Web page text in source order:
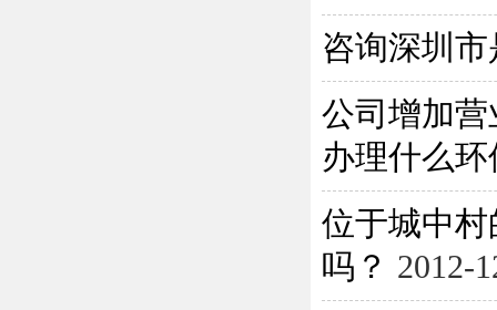
咨询深圳
公司增加
办理什么
位于城中
吗？ 2012-